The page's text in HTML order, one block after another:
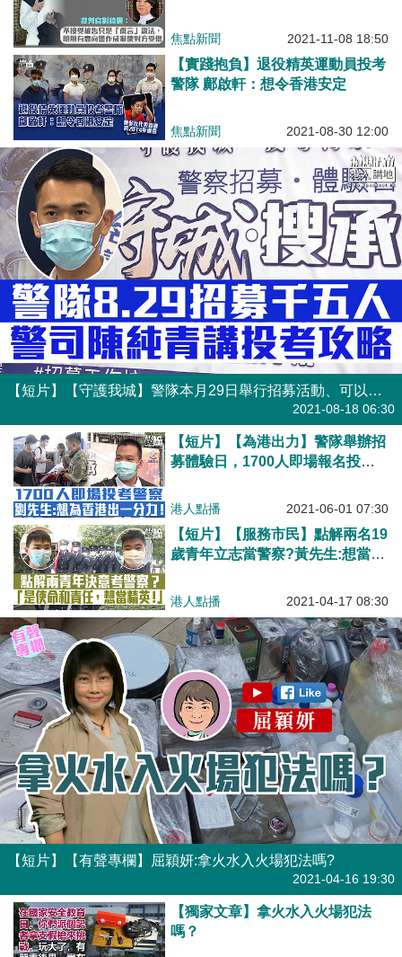
焦點新聞 2021-11-08 18:50
【實踐抱負】退役精英運動員投考
警隊 鄺啟軒：想令香港安定
焦點新聞 2021-08-30 12:00
【短片】【守護我城】警隊本月29日舉行招募活動、可以即場投考、究竟點樣才夠資格加入警隊呢？警察招募組警司陳純青講解投考攻略。
2021-08-18 06:30
【短片】【為港出力】警隊舉辦招
募體驗日，1700人即場報名投
生：想為香港出一分力！彭小姐：
港人點播 2021-06-01 07:30
【短片】【服務市民】點解兩名19
歲青年立志當警察?黃先生:想當反
人民服務是使命、責任!
港人點播 2021-04-17 08:30
【短片】【有聲專欄】屈穎妍:拿火水入火場犯法嗎?
2021-04-16 19:30
【獨家文章】拿火水入火場犯法
嗎？